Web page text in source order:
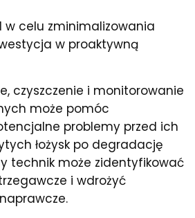
w celu zminimalizowania
w proaktywną
czyszczenie i monitorowanie
może pomóc
problemy przed ich
łożysk po degradację
technik może zidentyfikować
i wdrożyć